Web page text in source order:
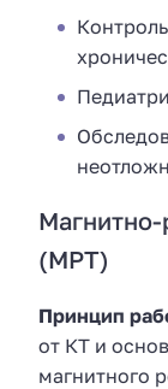
Магнитно-
(МРТ)
Принцип
от КТ и
магнитного